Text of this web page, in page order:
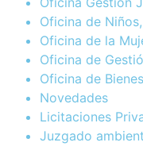
Oficina de
Oficina de la
Oficina de
Oficina de
Novedades
Licitaciones
Juzgado